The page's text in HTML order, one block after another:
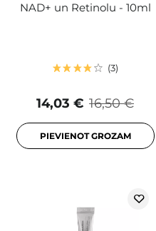
NAD+ un Retinolu - 10ml
3
16,50 €
14,03 €
PIEVIENOT GROZAM